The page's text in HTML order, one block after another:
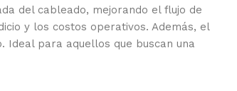
del cableado, mejorando el flujo de
y los costos operativos. Además, el
para aquellos que buscan una